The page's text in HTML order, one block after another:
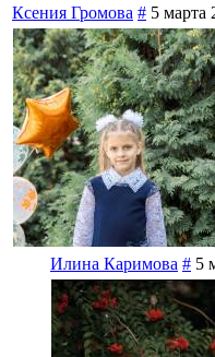
Ксения Громова # 5 марта
Илина Каримова # 5